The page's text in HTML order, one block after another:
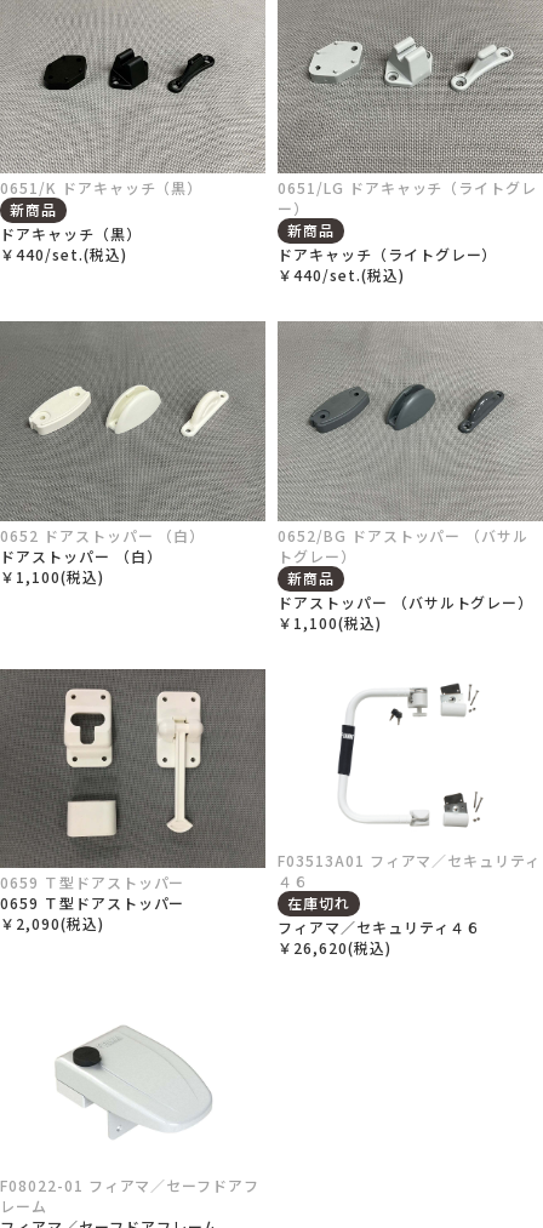
0651/K ドアキャッチ（黒）
新商品
ドアキャッチ（黒）
￥440/set.(税込)
0651/LG ドアキャッチ（ライトグレ
ー）
新商品
ドアキャッチ（ライトグレー）
￥440/set.(税込)
0652 ドアストッパー （白）
ドアストッパー （白）
￥1,100(税込)
0652/BG ドアストッパー （バサル
トグレー）
新商品
ドアストッパー （バサルトグレー）
￥1,100(税込)
0659 Ｔ型ドアストッパー
0659 Ｔ型ドアストッパー
￥2,090(税込)
F03513A01 フィアマ／セキュリティ
４６
在庫切れ
フィアマ／セキュリティ４６
￥26,620(税込)
F08022-01 フィアマ／セーフドアフ
レーム